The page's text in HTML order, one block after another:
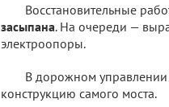
Восстановительные
засыпана. На очереди —
электроопоры.
В дорожном управлении
конструкцию самого моста.